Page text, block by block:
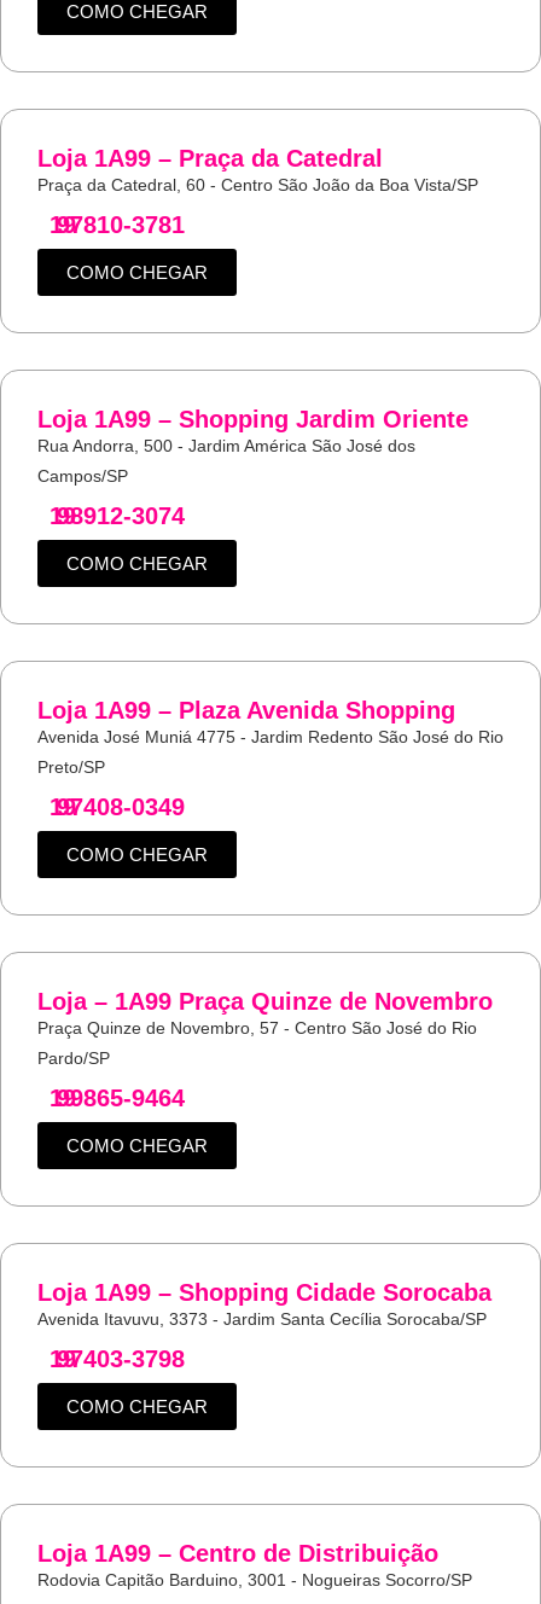
COMO CHEGAR
Loja 1A99 – Praça da Catedral
Praça da Catedral, 60 - Centro São João da Boa Vista/SP
19
97810-3781
COMO CHEGAR
Loja 1A99 – Shopping Jardim Oriente
Rua Andorra, 500 - Jardim América São José dos
Campos/SP
19
98912-3074
COMO CHEGAR
Loja 1A99 – Plaza Avenida Shopping
Avenida José Muniá 4775 - Jardim Redento São José do Rio
Preto/SP
19
97408-0349
COMO CHEGAR
Loja – 1A99 Praça Quinze de Novembro
Praça Quinze de Novembro, 57 - Centro São José do Rio
Pardo/SP
19
99865-9464
COMO CHEGAR
Loja 1A99 – Shopping Cidade Sorocaba
Avenida Itavuvu, 3373 - Jardim Santa Cecília Sorocaba/SP
19
97403-3798
COMO CHEGAR
Loja 1A99 – Centro de Distribuição
Rodovia Capitão Barduino, 3001 - Nogueiras Socorro/SP